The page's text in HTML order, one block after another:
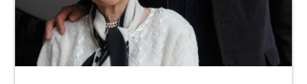
Centro Cultural Peruano Japonés
Cursos